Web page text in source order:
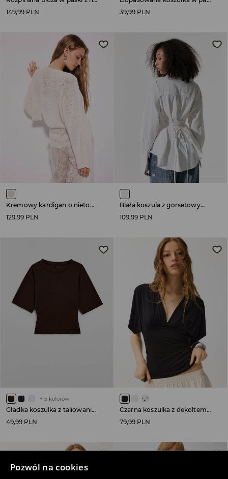
Pozwól na cookies
149,99 PLN
39,99 PLN
Kremowy kardigan o nietoperzowym kroju
129,99 PLN
Biała koszula z gorsetowym wiązaniem z tyłu
109,99 PLN
+ 5 kolorów
Gładka koszulka z taliowaniem brązowa
49,99 PLN
Czarna koszulka z dekoltem V i marszczeniami
79,99 PLN